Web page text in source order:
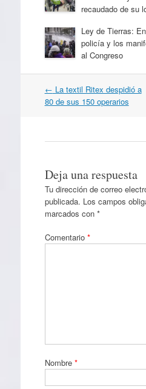
recaudado de su
Ley de Tierras:
policía y los
al Congreso
Navegación
por
← La textil Ritex despidió a
80 de sus 150 operarios
Deja una respuesta
Tu dirección de correo
publicada. Los campos
marcados con *
Comentario *
Nombre *